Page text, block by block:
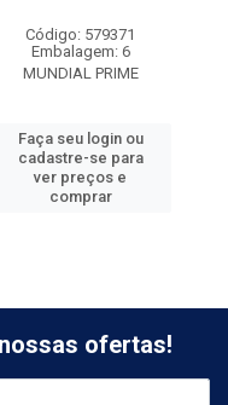
Código: 579371
Embalagem: 6
MUNDIAL PRIME
Faça seu login ou
cadastre-se para
ver preços e
comprar
ofertas!